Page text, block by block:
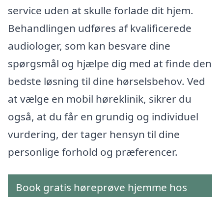
service uden at skulle forlade dit hjem.
Behandlingen udføres af kvalificerede
audiologer, som kan besvare dine
spørgsmål og hjælpe dig med at finde den
bedste løsning til dine hørselsbehov. Ved
at vælge en mobil høreklinik, sikrer du
også, at du får en grundig og individuel
vurdering, der tager hensyn til dine
personlige forhold og præferencer.
Book gratis høreprøve hjemme hos